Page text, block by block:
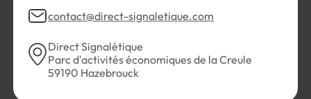
contact@direct-signaletique.com
Direct Signalétique
Parc d'activités économiques de la Creule
59190 Hazebrouck